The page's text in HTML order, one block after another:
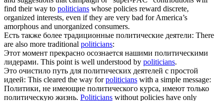
find their way to politicians whose policies reward discrete,
organized interests, even if they are very bad for America’s
amorphous and unorganized consumers.
Есть также более традиционные политические деятели: There
are also more traditional politicians:
Этот момент прекрасно осознается нашими политическими
лидерами. This point is well understood by politicians.
Это очистило путь для политических деятелей с простой
идеей: This cleared the way forpoliticians with a simple message:
Политики, не имеющие политического курса, имеют только
политическую жизнь. Politicians without policies have only